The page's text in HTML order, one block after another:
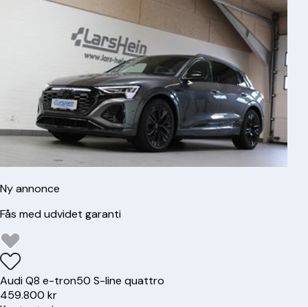
Ny annonce
Fås med udvidet garanti
AudiQ8 e-tron50 S-line quattro
459.800 kr